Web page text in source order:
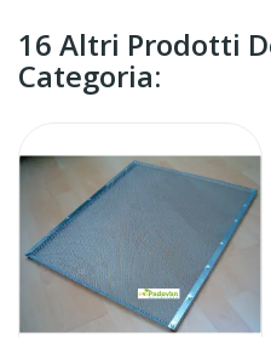
16 Altri Prodotti
Categoria: